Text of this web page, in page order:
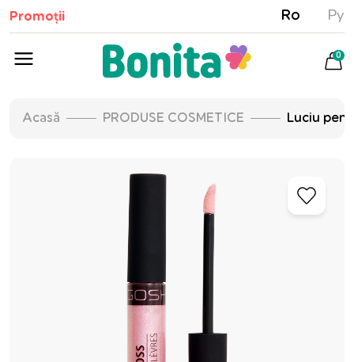
Promoții Ro Ру
0
Acasă PRODUSE COSMETICE Luciu